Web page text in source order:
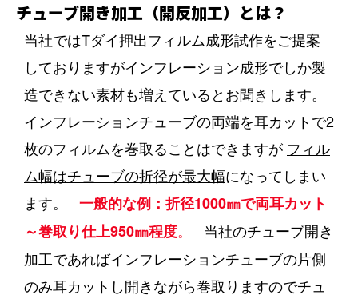
チューブ開き加工（開反加工）とは？
当社ではTダイ押出フィルム成形試作をご提案
しておりますがインフレーション成形でしか製
造できない素材も増えているとお聞きします。
インフレーションチューブの両端を耳カットで2
枚のフィルムを巻取ることはできますが フィル
ム幅はチューブの折径が最大幅になってしまい
ます。
一般的な例：折径1000㎜で両耳カット
～巻取り仕上950㎜程度。
当社のチューブ開き
加工であればインフレーションチューブの片側
のみ耳カットし開きながら巻取りますのでチュ